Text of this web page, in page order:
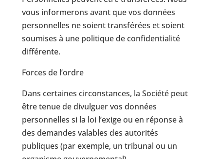
vous informerons avant que vos données
personnelles ne soient transférées et soient
soumises à une politique de confidentialité
différente.
Forces de l’ordre
Dans certaines circonstances, la Société peut
être tenue de divulguer vos données
personnelles si la loi l’exige ou en réponse à
des demandes valables des autorités
publiques (par exemple, un tribunal ou un